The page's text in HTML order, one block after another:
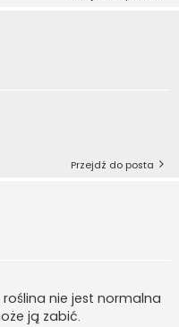
Przejdź do posta
nie jest normalna
ją zabić.